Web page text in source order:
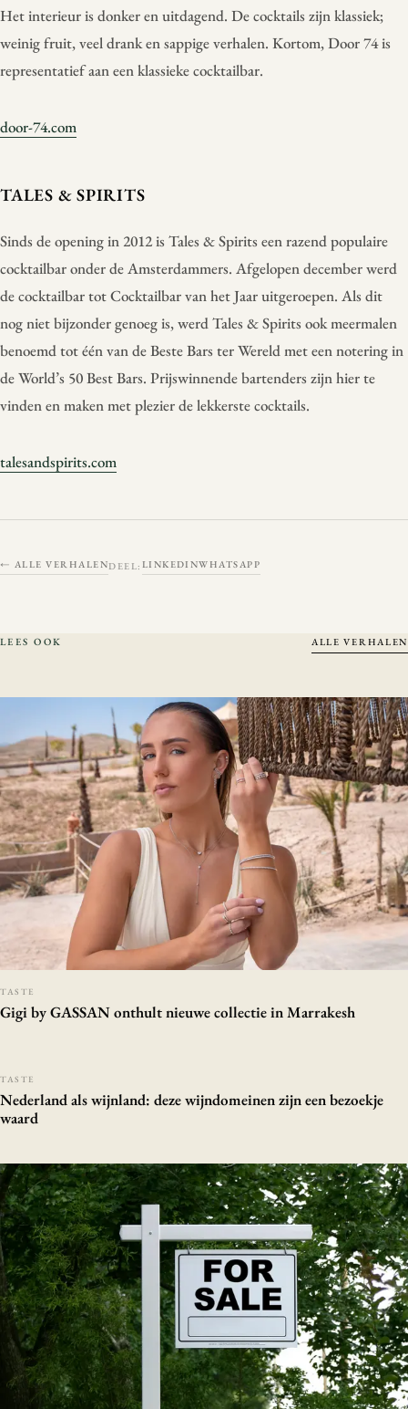
Het interieur is donker en uitdagend. De cocktails zijn klassiek;
weinig fruit, veel drank en sappige verhalen. Kortom, Door 74 is
representatief aan een klassieke cocktailbar.
door-74.com
TALES & SPIRITS
Sinds de opening in 2012 is Tales & Spirits een razend populaire
cocktailbar onder de Amsterdammers. Afgelopen december werd
de cocktailbar tot Cocktailbar van het Jaar uitgeroepen. Als dit
nog niet bijzonder genoeg is, werd Tales & Spirits ook meermalen
benoemd tot één van de Beste Bars ter Wereld met een notering in
de World’s 50 Best Bars. Prijswinnende bartenders zijn hier te
vinden en maken met plezier de lekkerste cocktails.
talesandspirits.com
← ALLE VERHALENDEEL: LINKEDINWHATSAPP
LEES OOK ALLE VERHALEN
TASTE
Gigi by GASSAN onthult nieuwe collectie in Marrakesh
TASTE
Nederland als wijnland: deze wijndomeinen zijn een bezoekje
waard